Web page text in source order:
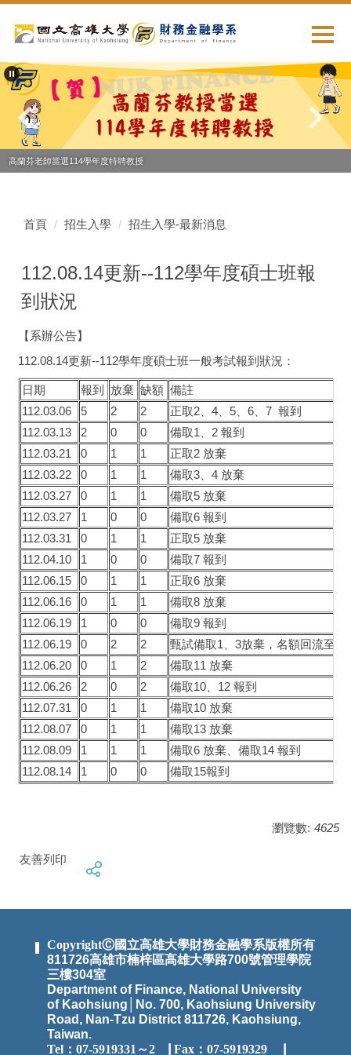
到
要
內
區
高蘭芬老師當選114學年度特聘教授
首頁 招生入學 招生入學-最新消息
112.08.14更新--112學年度碩士班報
到狀況
【系辦公告】
112.08.14更新--112學年度碩士班一般考試報到狀況：
日期 報到 放棄 缺額 備註
112.03.06
5 2 2
正取2、4、5、6、7 報到
112.03.13
2 0 0
備取1、2 報到
112.03.21
0 1 1
正取2 放棄
112.03.22
0 1 1
備取3、4 放棄
112.03.27
0 1 1
備取5 放棄
112.03.27
1 0 0
備取6 報到
112.03.31
0 1 1
正取5 放棄
112.04.10
1 0 0
備取7 報到
112.06.15
0 1 1
正取6 放棄
112.06.16
0 1 1
備取8 放棄
112.06.19
1 0 0
備取9 報到
112.06.19
0 2 2
甄試備取1、3放棄，名額回流至一
112.06.20
0 1 2
備取11 放棄
112.06.26
2 0 2
備取10、12 報到
112.07.31
0 1 1
備取10 放棄
112.08.07
0 1 1
備取13 放棄
112.08.09
1 1 1
備取6 放棄、備取14 報到
112.08.14
1 0 0 備取15報到
瀏覽數: 4625
友善列印
CopyrightⒸ國立高雄大學財務金融學系版權所有
811726高雄市楠梓區高雄大學路700號管理學院
三樓304室
Department of Finance, National University
of Kaohsiung│No. 700, Kaohsiung University
Road, Nan-Tzu District 811726, Kaohsiung,
Taiwan.
Tel：07-5919331～2
Fax：07-5919329 ▕